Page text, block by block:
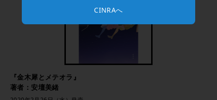
CINRAへ
『金木犀とメテオラ』
著者：安壇美緒